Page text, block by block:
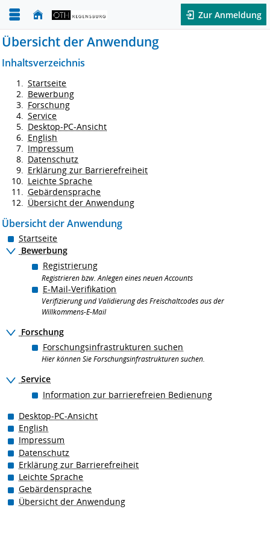
Zur Anmeldung
Übersicht der Anwendung
Inhaltsverzeichnis
Startseite
Bewerbung
Forschung
Service
Desktop-PC-Ansicht
English
Impressum
Datenschutz
Erklärung zur Barrierefreiheit
Leichte Sprache
Gebärdensprache
Übersicht der Anwendung
Übersicht der Anwendung
Startseite
Bewerbung
Registrierung
Registrieren bzw. Anlegen eines neuen Accounts
E-Mail-Verifikation
Verifizierung und Validierung des Freischaltcodes aus der
Willkommens-E-Mail
Forschung
Forschungsinfrastrukturen suchen
Hier können Sie Forschungsinfrastrukturen suchen.
Service
Information zur barrierefreien Bedienung
Desktop-PC-Ansicht
English
Impressum
Datenschutz
Erklärung zur Barrierefreiheit
Leichte Sprache
Gebärdensprache
Übersicht der Anwendung